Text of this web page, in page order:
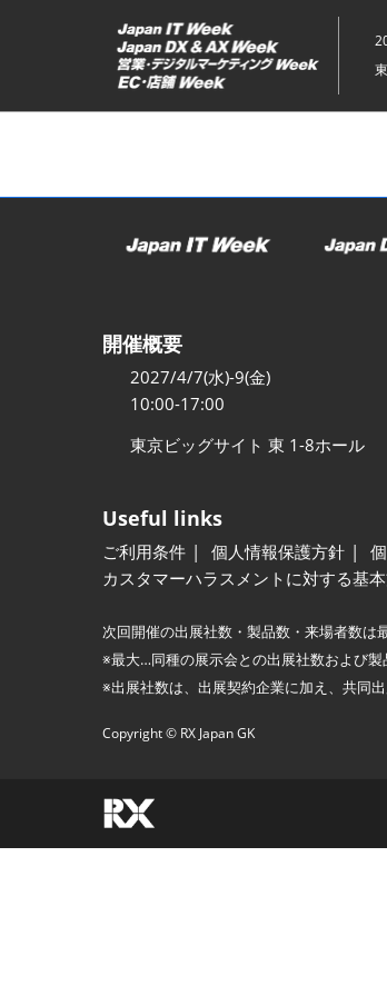
ッ
開催概要
2027/4/7(水)-9(金)
10:00-17:00
東京ビッグサイト 東 1-8ホール
Useful links
ご利用条件 個人情報保護方針
カスタマーハラスメントに対する基
次回開催の出展社数・製品数・来場者数は
※最大…同種の展示会との出展社数および製
※出展社数は、出展契約企業に加え、共同
Copyright © RX Japan GK